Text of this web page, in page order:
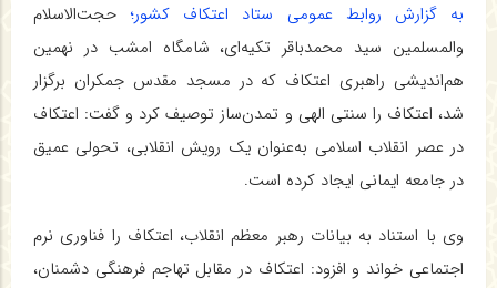
به گزارش روابط عمومی ستاد اعتکاف کشور؛ حجت‌الاسلام
والمسلمین سید محمدباقر تکیه‌ای، شامگاه امشب در نهمین
هم‌اندیشی راهبری اعتکاف که در مسجد مقدس جمکران برگزار
شد، اعتکاف را سنتی الهی و تمدن‌ساز توصیف کرد و گفت: اعتکاف
در عصر انقلاب اسلامی به‌عنوان یک رویش انقلابی، تحولی عمیق
در جامعه ایمانی ایجاد کرده است.
وی با استناد به بیانات رهبر معظم انقلاب، اعتکاف را فناوری نرم
اجتماعی خواند و افزود: اعتکاف در مقابل تهاجم فرهنگی دشمنان،